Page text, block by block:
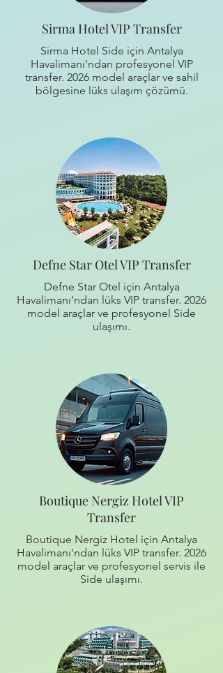
Sirma Hotel VIP Transfer
Sirma Hotel Side için Antalya
Havalimanı'ndan profesyonel VIP
transfer. 2026 model araçlar ve sahil
bölgesine lüks ulaşım çözümü.
Defne Star Otel VIP Transfer
Defne Star Otel için Antalya
Havalimanı'ndan lüks VIP transfer. 2026
model araçlar ve profesyonel Side
ulaşımı.
Boutique Nergiz Hotel VIP
Transfer
Boutique Nergiz Hotel için Antalya
Havalimanı'ndan lüks VIP transfer. 2026
model araçlar ve profesyonel servis ile
Side ulaşımı.